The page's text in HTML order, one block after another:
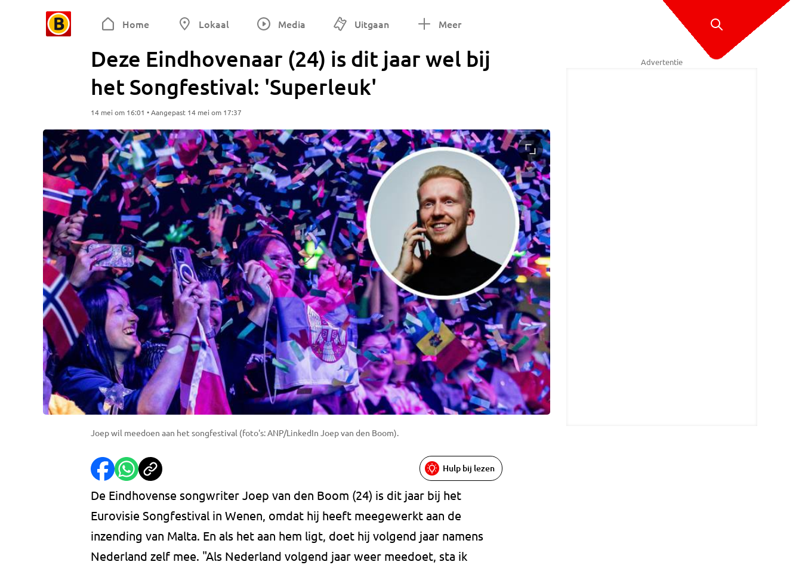
Home Lokaal Media Uitgaan Meer
Deze Eindhovenaar (24) is dit jaar wel bij
het Songfestival: 'Superleuk'
14 mei om 16:01 • Aangepast 14 mei om 17:37
Joep wil meedoen aan het songfestival (foto's: ANP/LinkedIn Joep van den Boom).
Hulp bij lezen
De Eindhovense songwriter Joep van den Boom (24) is dit jaar bij het
Eurovisie Songfestival in Wenen, omdat hij heeft meegewerkt aan de
inzending van Malta. En als het aan hem ligt, doet hij volgend jaar namens
Nederland zelf mee. "Als Nederland volgend jaar weer meedoet, sta ik
Advertentie